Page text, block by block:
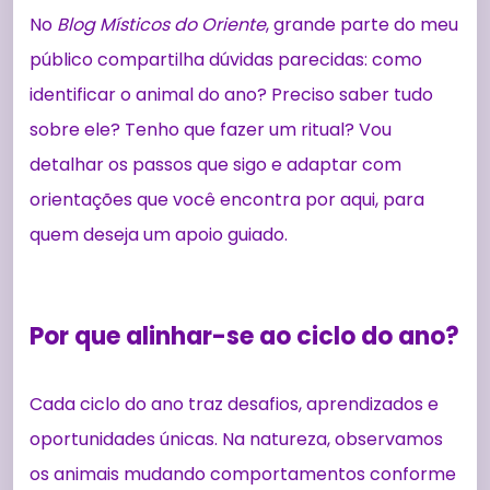
No Blog Místicos do Oriente, grande parte do meu
público compartilha dúvidas parecidas: como
identificar o animal do ano? Preciso saber tudo
sobre ele? Tenho que fazer um ritual? Vou
detalhar os passos que sigo e adaptar com
orientações que você encontra por aqui, para
quem deseja um apoio guiado.
Por que alinhar-se ao ciclo do ano?
Cada ciclo do ano traz desafios, aprendizados e
oportunidades únicas. Na natureza, observamos
os animais mudando comportamentos conforme